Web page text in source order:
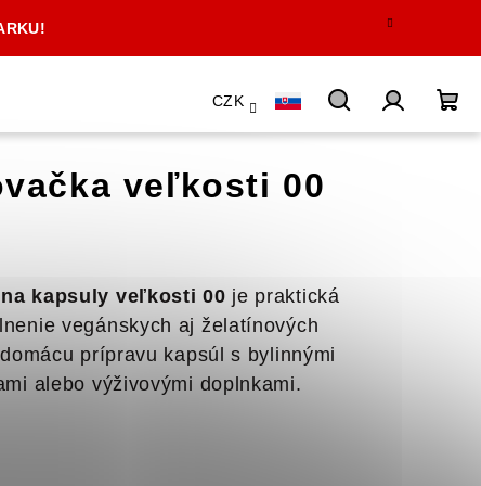
CZK
Hľadať
veľkosti 00
kapsuly veľkosti 00 je praktická
vegánskych aj želatínových
prípravu kapsúl s bylinnými
alebo výživovými doplnkami.